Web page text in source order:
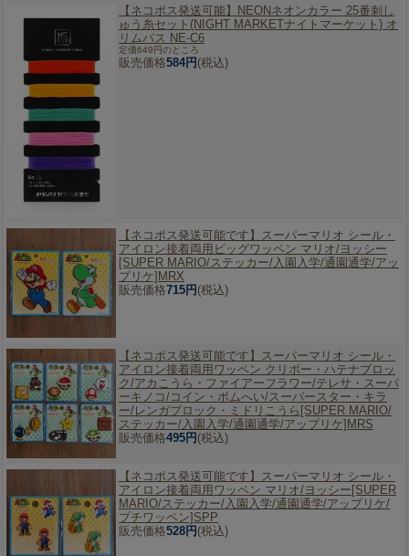
【ネコポス発送可能】
NEONネオンカラー 25番刺し
ゅう糸セット(NIGHT MARKETナイトマーケット) オ
リムパス NE-C6
定価649円のところ
販売価格584円 (税込)
【ネコポス発送可能です】
スーパーマリオ シール・
アイロン接着両用ビッグワッペン マリオ/ヨッシー
[SUPER MARIO/ステッカー/入園入学/通園通学/アッ
プリケ]MRX
販売価格715円 (税込)
【ネコポス発送可能です】
スーパーマリオ シール・
アイロン接着両用ワッペン クリボー・ハテナブロッ
ク/アカこうら・ファイアーフラワー/テレサ・スーパ
ーキノコ/コイン・ボムへい/スーパースター・キラ
ー/レンガブロック・ミドリこうら[SUPER MARIO/
ステッカー/入園入学/通園通学/アップリケ]MRS
販売価格495円 (税込)
【ネコポス発送可能です】
スーパーマリオ シール・
アイロン接着両用ワッペン マリオ/ヨッシー[SUPER
MARIO/ステッカー/入園入学/通園通学/アップリケ/
プチワッペン]SPP
販売価格528円 (税込)